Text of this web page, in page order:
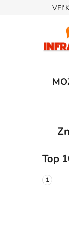
č
n
ý
e
ó
Top